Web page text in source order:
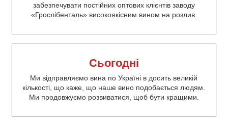
забезпечувати постійних оптових клієнтів заводу
«Грослібенталь» високоякісним вином на розлив.
Сьогодні
Ми відправляємо вина по Україні в досить великій
кількості, що каже, що наше вино подобається людям.
Ми продовжуємо розвиватися, щоб бути кращими.